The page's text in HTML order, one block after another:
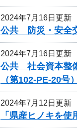
2024年7月16日更新
公共 防災・安全
2024年7月16日更新
公共 社会資本整
（第102-PE-20号
2024年7月12日更新
「県産ヒノキを